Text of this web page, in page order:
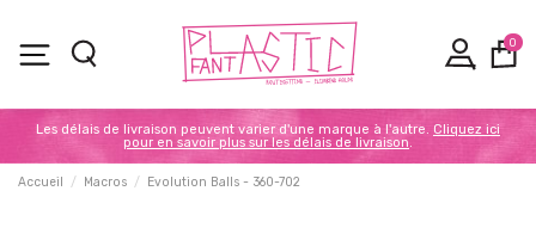
0
Les délais de livraison peuvent varier d'une marque à l'autre. Cliquez ici
pour en savoir plus sur les délais de livraison.
Accueil Macros Evolution Balls - 360-702